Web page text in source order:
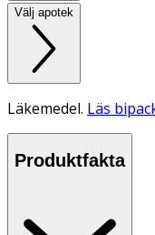
Välj apotek
Läkemedel. Läs
Produktfakta